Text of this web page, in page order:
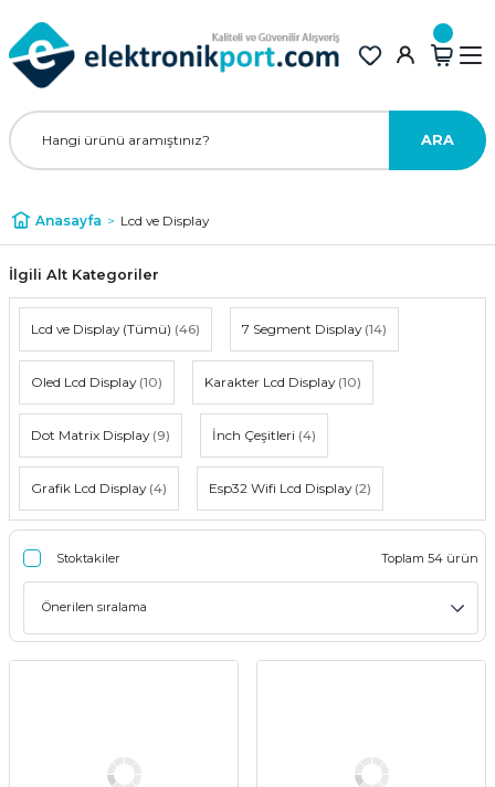
ARA
Anasayfa Lcd ve Display
İlgili Alt Kategoriler
Lcd ve Display (Tümü) (46) 7 Segment Display (14)
Oled Lcd Display (10) Karakter Lcd Display (10)
Dot Matrix Display (9) İnch Çeşitleri (4)
Grafik Lcd Display (4) Esp32 Wifi Lcd Display (2)
Stoktakiler Toplam 54 ürün